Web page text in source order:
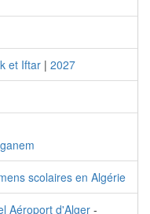
et Iftar | 2027
scolaires en Algérie
Aéroport d'Alger-